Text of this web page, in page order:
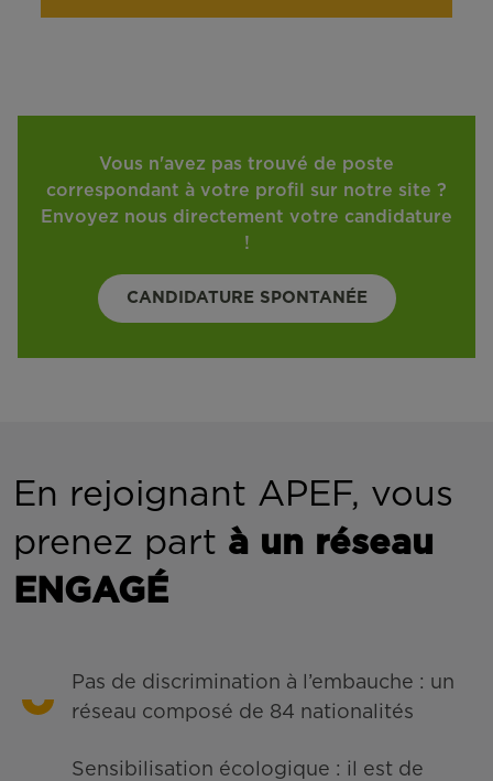
Vous n'avez pas trouvé de poste
correspondant à votre profil sur notre site ?
Envoyez nous directement votre candidature
!
CANDIDATURE SPONTANÉE
En rejoignant APEF, vous
prenez part à un réseau
ENGAGÉ
Pas de discrimination à l’embauche : un
réseau composé de 84 nationalités
Sensibilisation écologique : il est de